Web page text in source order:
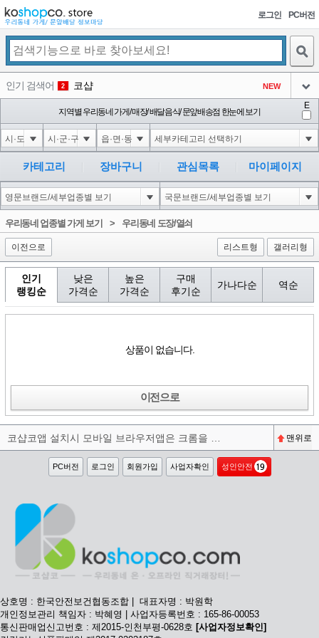
로그인 PC버전
인기 검색어 2 코샵 NEW
3 익스
아이콘
4 은계타운
아이콘
5 미끄럼방지
아이콘
NEW
6 대성설렁탕
아이콘
-16
1
지역별 우리동네 가게/ 매장/ 배달음식/ 문앞배송점 한눈에 보기
E
카테고리 장바구니 관심목록 마이페이지
우리동네 업종별 가게 보기 > 우리동네 도장/열쇠
이전으로 리스트형 갤러리형
인기
랭킹순
낮은
가격순
높은
가격순
구매
후기순
가나다순 역순
상품이 없습니다.
이전으로
맨위로
PC버전 로그인 회원가입 사업자확인 성인안전
상호명 : 한국안전보건협동조합 | 대표자명 : 박원학
개인정보관리 책임자 : 박혜영 | 사업자등록번호 : 165-86-00053
통신판매업신고번호 : 제2015-인천부평-0628호 [사업자정보확인]